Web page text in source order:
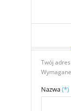
Twój
Nazwa(*)